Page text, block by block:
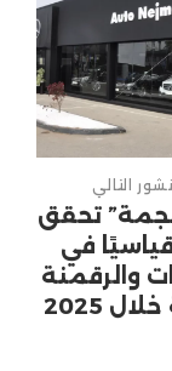
التالي
تحقق
في
والرقمنة
2025